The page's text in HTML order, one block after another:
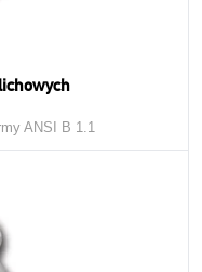
ANSI B 1.1